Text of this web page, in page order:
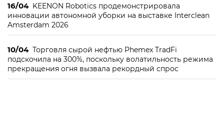
16/04 KEENON Robotics продемонстрировала
инновации автономной уборки на выставке Interclean
Amsterdam 2026
10/04 Торговля сырой нефтью Phemex TradFi
подскочила на 300%, поскольку волатильность режима
прекращения огня вызвала рекордный спрос